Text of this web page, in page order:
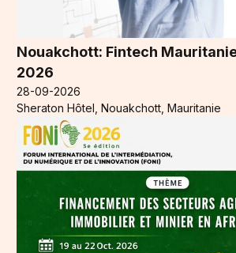
Nouakchott: Fintech
2026
28-09-2026
Sheraton Hôtel, Nouakchott, Mauritanie